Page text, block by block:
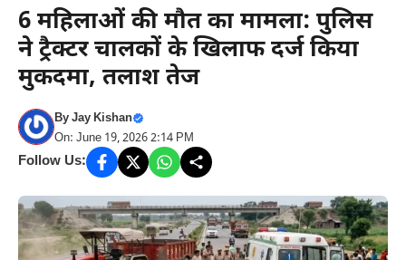
6 महिलाओं की मौत का मामला: पुलिस
ने ट्रैक्टर चालकों के खिलाफ दर्ज किया
मुकदमा, तलाश तेज
ByJay Kishan
On: June 19, 2026 2:14 PM
Follow Us: